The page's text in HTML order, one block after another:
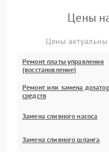
Цены
Цены
Ремонт платы управления
(восстановление)
Ремонт или замена
средств
Замена сливного насоса
Замена сливного шланга